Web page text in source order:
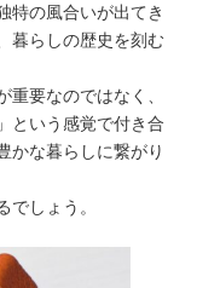
特の風合いが出てき
暮らしの歴史を刻む
要なのではなく、
という感覚で付き合
かな暮らしに繋がり
しょう。